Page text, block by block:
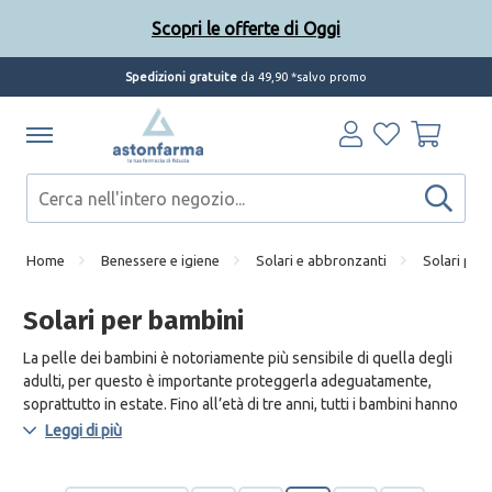
Spedizioni gratuite da 49,90 *salvo promo
Home Benessere e igiene Solari e abbronzanti Solari per
Solari per bambini
La pelle dei bambini è notoriamente più sensibile di quella degli
adulti, per questo è importante proteggerla adeguatamente,
soprattutto in estate. Fino all’età di tre anni, tutti i bambini hanno
le difese della pelle poco sviluppata per questo sono molto
Leggi di più
Scopri le offerte di Oggi